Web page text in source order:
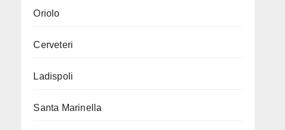
Oriolo
Cerveteri
Ladispoli
Santa Marinella